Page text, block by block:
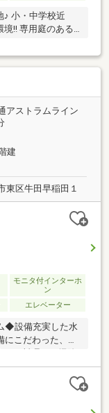
♪ 小・中学校近
境!! 専用庭のある
アストラムライン
建
東区牛田早稲田１
モニタ付インターホ
ン
エレベーター
◆設備充実した水
こだわった、リ
揃えました！キッ
リシア」を採用！
レス蛇口一体型
ク♪水廻りは高